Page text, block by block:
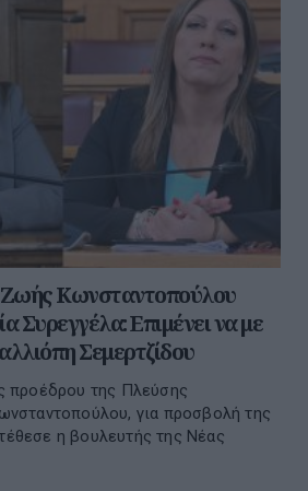
Κωνσταντοπούλου
Συρεγγέλα: Επιμένει να με
Σεμερτζίδου
προέδρου της Πλεύσης
για προσβολή της
η βουλευτής της Νέας